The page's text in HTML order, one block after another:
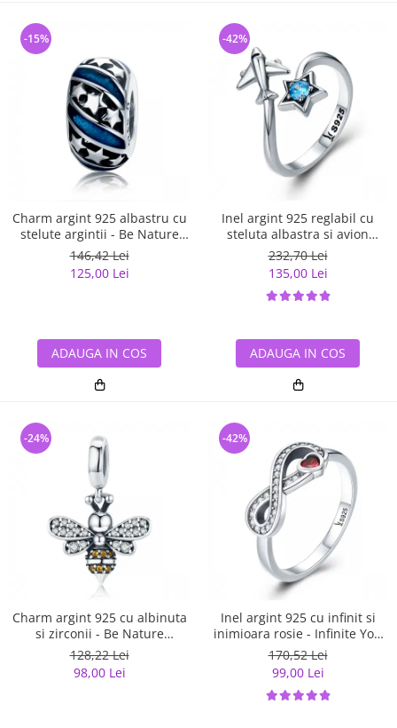
Charm argint 925 albastru cu
stelute argintii - Be Nature
PST0123
146,42 Lei
125,00 Lei
-15%
ADAUGA IN COS
Inel argint 925 reglabil cu
steluta albastra si avion
argintiu - Be Nature IST0047
232,70 Lei
135,00 Lei
-42%
ADAUGA IN COS
Charm argint 925 cu albinuta
si zirconii - Be Nature
PST0143
128,22 Lei
98,00 Lei
-24%
Inel argint 925 cu infinit si
inimioara rosie - Infinite You
IST0062
170,52 Lei
99,00 Lei
-42%